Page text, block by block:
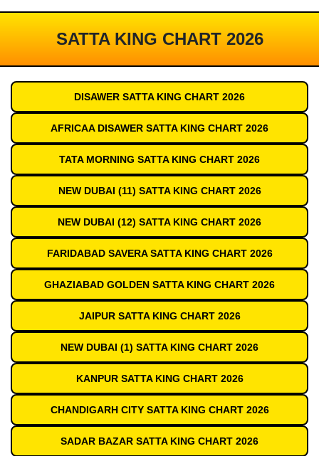
SATTA KING CHART 2026
DISAWER SATTA KING CHART 2026
AFRICAA DISAWER SATTA KING CHART 2026
TATA MORNING SATTA KING CHART 2026
NEW DUBAI (11) SATTA KING CHART 2026
NEW DUBAI (12) SATTA KING CHART 2026
FARIDABAD SAVERA SATTA KING CHART 2026
GHAZIABAD GOLDEN SATTA KING CHART 2026
JAIPUR SATTA KING CHART 2026
NEW DUBAI (1) SATTA KING CHART 2026
KANPUR SATTA KING CHART 2026
CHANDIGARH CITY SATTA KING CHART 2026
SADAR BAZAR SATTA KING CHART 2026